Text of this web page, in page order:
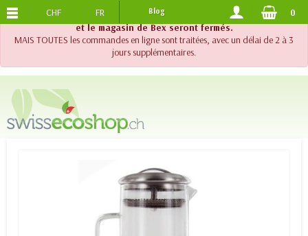
!! Important !! Jusqu'au 20 août 2026, le support téléphonique
et le magasin de Bex seront fermés.
MAIS TOUTES les commandes en ligne sont traitées, avec un délai de 2 à 3
jours supplémentaires.
PORTS OFFERTS DES 120.-
CHF FR Blog 0